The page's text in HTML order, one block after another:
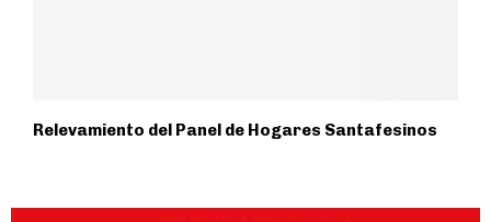
Relevamiento del Panel de Hogares Santafesinos